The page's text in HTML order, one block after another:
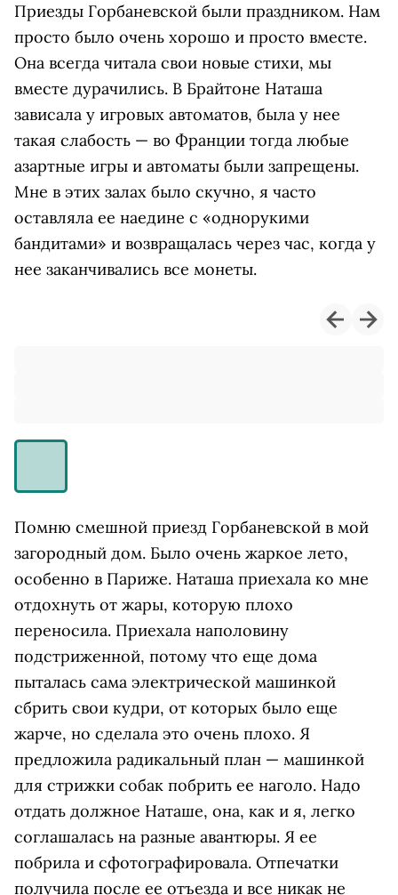
Приезды Горбаневской были праздником. Нам
просто было очень хорошо и просто вместе.
Она всегда читала свои новые стихи, мы
вместе дурачились. В Брайтоне Наташа
зависала у игровых автоматов, была у нее
такая слабость — во Франции тогда любые
азартные игры и автоматы были запрещены.
Мне в этих залах было скучно, я часто
оставляла ее наедине с «однорукими
бандитами» и возвращалась через час, когда у
нее заканчивались все монеты.
Помню смешной приезд Горбаневской в мой
загородный дом. Было очень жаркое лето,
особенно в Париже. Наташа приехала ко мне
отдохнуть от жары, которую плохо
переносила. Приехала наполовину
подстриженной, потому что еще дома
пыталась сама электрической машинкой
сбрить свои кудри, от которых было еще
жарче, но сделала это очень плохо. Я
предложила радикальный план — машинкой
для стрижки собак побрить ее наголо. Надо
отдать должное Наташе, она, как и я, легко
соглашалась на разные авантюры. Я ее
побрила и сфотографировала. Отпечатки
получила после ее отъезда и все никак не